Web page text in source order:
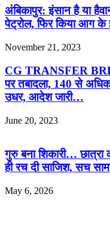
अंबिकापुर: इंसान है या
पेट्रोल, फिर किया आग के
November 21, 2023
CG TRANSFER
पर तबादला, 140 से अधिक
उधर, आदेश जारी…
June 20, 2023
गुरु बना शिकारी…
ही रच दी साजिश, सच
May 6, 2026